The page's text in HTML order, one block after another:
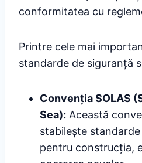
conformitatea cu
Printre cele mai
standarde de siguranță
Convenția SOLAS
Sea): Această
stabilește
pentru construcția,